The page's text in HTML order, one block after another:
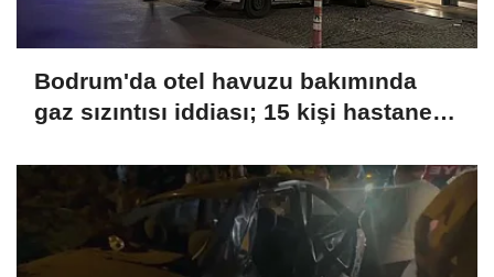
Bodrum'da otel havuzu bakımında
gaz sızıntısı iddiası; 15 kişi hastaneye